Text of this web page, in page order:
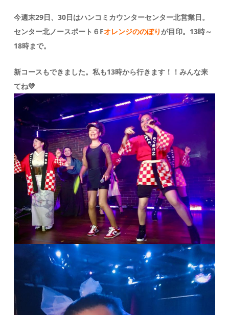
今週末29日、30日はハンコミカウンターセンター北営業日。
センター北ノースポート６Fオレンジののぼりが目印。13時～
18時まで。
新コースもできました。私も13時から行きます！！みんな来
てね💛